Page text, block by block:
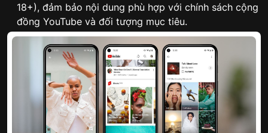
18+), đảm bảo nội dung phù hợp với chính sách cộng
đồng YouTube và đối tượng mục tiêu.